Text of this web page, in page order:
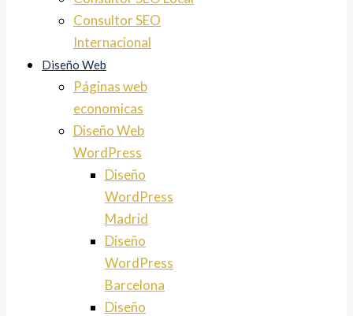
Consultor SEO
Internacional
Diseño Web
Páginas web
economicas
Diseño Web
WordPress
Diseño
WordPress
Madrid
Diseño
WordPress
Barcelona
Diseño